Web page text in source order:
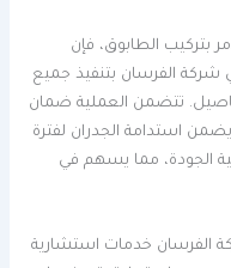
بتركيب الطابوق، فإن
شركة الفرسان بتنفيذ جميع
تتضمن العملية ضمان
استدامة الجدران لفترة
الجودة، مما يسهم في
الفرسان خدمات استشارية